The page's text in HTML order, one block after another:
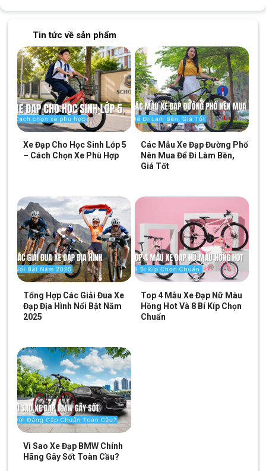
Tin tức về sản phẩm
Xe Đạp Cho Học Sinh Lớp 5
– Cách Chọn Xe Phù Hợp
Các Mẫu Xe Đạp Đường Phố
Nên Mua Để Đi Làm Bền,
Giá Tốt
Tổng Hợp Các Giải Đua Xe
Đạp Địa Hình Nổi Bật Năm
2025
Top 4 Mẫu Xe Đạp Nữ Màu
Hồng Hot Và 8 Bí Kíp Chọn
Chuẩn
Vì Sao Xe Đạp BMW Chính
Hãng Gây Sốt Toàn Cầu?